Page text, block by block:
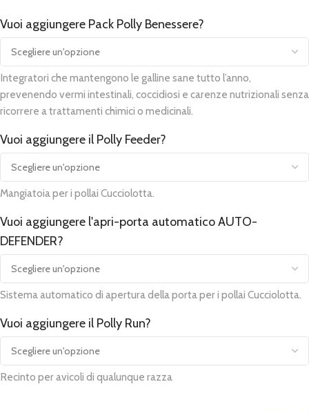
Vuoi aggiungere Pack Polly Benessere?
Integratori che mantengono le galline sane tutto l’anno,
prevenendo vermi intestinali, coccidiosi e carenze nutrizionali senza
ricorrere a trattamenti chimici o medicinali.
Vuoi aggiungere il Polly Feeder?
Mangiatoia per i pollai Cucciolotta.
Vuoi aggiungere l'apri-porta automatico AUTO-
DEFENDER?
Sistema automatico di apertura della porta per i pollai Cucciolotta.
Vuoi aggiungere il Polly Run?
Recinto per avicoli di qualunque razza
Alternative: